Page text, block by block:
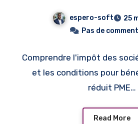
optimisation
espero-soft
25
Pas de
Comprendre l'impôt des
et les conditions pour
réduit PME…
Read More